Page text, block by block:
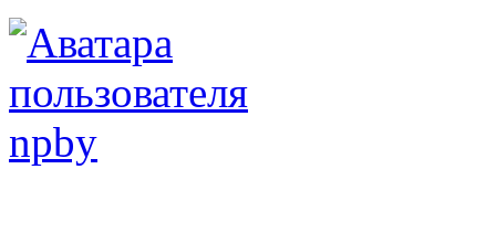
npby